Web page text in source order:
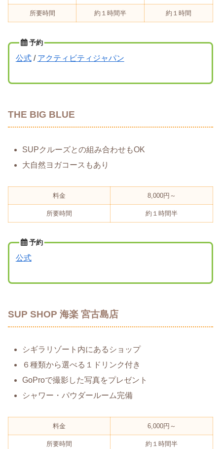
所要時間 約１時間半 約１時間
予約
公式/ アクティビティジャパン
THE BIG BLUE
SUPクルーズとの組み合わせもOK
大自然ヨガコースもあり
料金 8,000円～
所要時間 約１時間半
予約
公式
SUP SHOP 海楽 宮古島店
シギラリゾート内にあるショップ
６種類から選べる１ドリンク付き
GoProで撮影した写真をプレゼント
シャワー・パウダールーム完備
料金 6,000円～
所要時間 約１時間半